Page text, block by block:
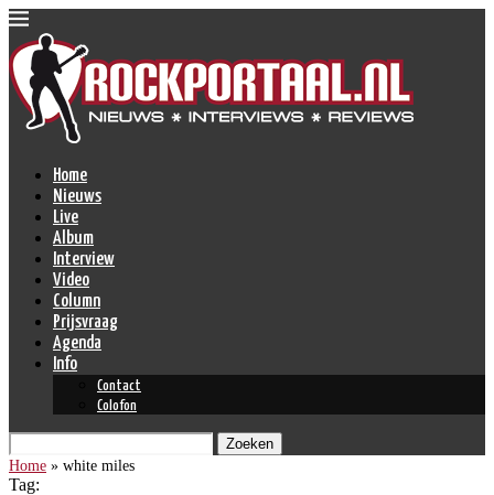
Home
Nieuws
Live
Album
Interview
Video
Column
Prijsvraag
Agenda
Info
Contact
Colofon
Zoeken
Home » white miles
Tag: